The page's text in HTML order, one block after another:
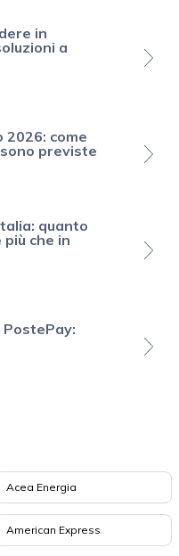
in
a
come
previste
quanto
che in
Acea Energia
American Express